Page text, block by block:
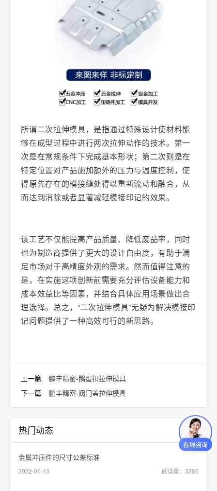
所谓二次拉伸模具，是指通过特殊设计使材料能
够在成型过程中进行两次拉伸动作的技术。第一
次是在常规条件下完成基本形状；第二次则是在
特定位置对产品施加额外的压力与温度控制，使
得原先存在的模接缝处得以重新流动和融合，从
而达到消除或者显著减轻模接印记的效果。
该工艺不仅能提高产品质量、降低废品率，同时
也为制造商提供了更大的设计自由度，有助于满
足市场对于高精度外观的需求。然而值得注意的
是，在实施这项创新前需要充分评估设备能力和
成本效益比等因素，并结合具体应用场景做出合
理选择。总之，“二次拉伸模具”无疑为解决模接印
记问题提供了一种高效可行的新思路。
上一篇鹏丰精密-鹅蛋扣拉伸模具
下一篇鹏丰精密-阀门盖拉伸模具
热门动态
金属冲压件的尺寸公差标准
2022-06-13 阅读量：3365